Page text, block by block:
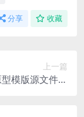
分享 收藏
上一篇
模版源文件下